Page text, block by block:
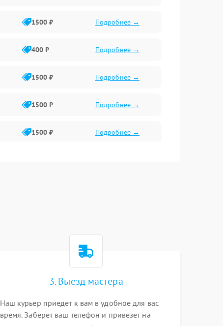
1500 ₽ Подробнее →
400 ₽ Подробнее →
1500 ₽ Подробнее →
1500 ₽ Подробнее →
1500 ₽ Подробнее →
3. Выезд мастера
Наш курьер приедет к вам в удобное для вас
время. Заберет ваш телефон и привезет на